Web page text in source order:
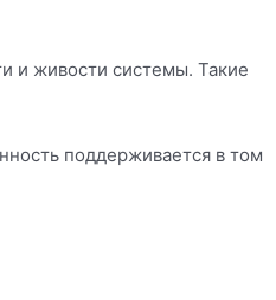
и живости системы. Такие
поддерживается в том